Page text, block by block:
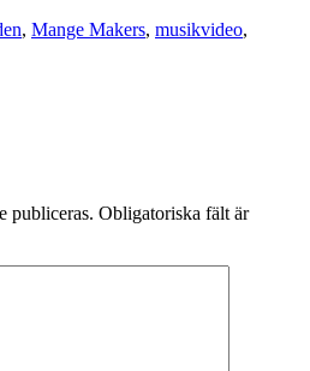
, Mange Makers, musikvideo,
publiceras. Obligatoriska fält är